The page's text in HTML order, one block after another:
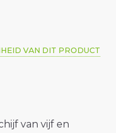
VAN DIT PRODUCT
van vijf en